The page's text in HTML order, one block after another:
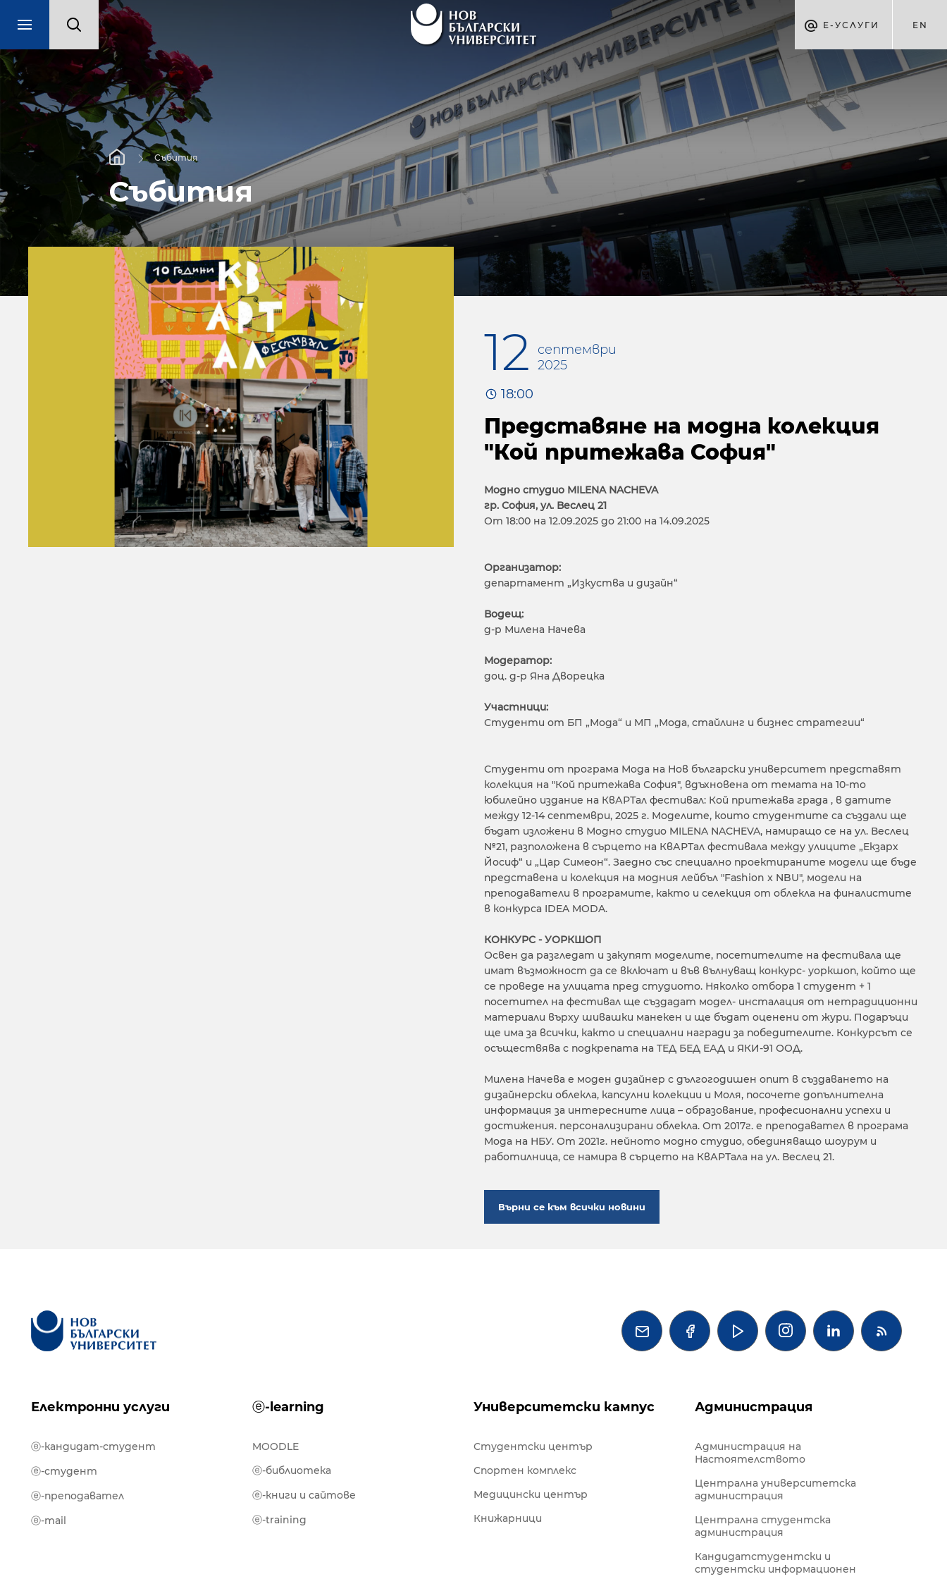
Е-УСЛУГИ EN
Събития
Събития
12
септември
2025
18:00
Представяне на модна колекция
"Кой притежава София"
Модно студио MILENA NACHEVA
гр. София, ул. Веслец 21
От 18:00 на 12.09.2025 до 21:00 на 14.09.2025
Организатор:
департамент „Изкуства и дизайн“
Водещ:
д-р Милена Начева
Модератор:
доц. д-р Яна Дворецка
Участници:
Студенти от БП „Мода“ и МП „Мода, стайлинг и бизнес стратегии“
Студенти от програма Мода на Нов български университет представят
колекция на "Кой притежава София", вдъхновена от темата на 10-то
юбилейно издание на КвАРТал фестивал: Кой притежава града , в датите
между 12-14 септември, 2025 г. Моделите, които студентите са създали ще
бъдат изложени в Модно студио MILENA NACHEVA, намиращо се на ул. Веслец
№21, разположена в сърцето на КвАРТал фестивала между улиците „Екзарх
Йосиф“ и „Цар Симеон“. Заедно със специално проектираните модели ще бъде
представена и колекция на модния лейбъл "Fashion x NBU", модели на
преподаватели в програмите, както и селекция от облекла на финалистите
в конкурса IDEA MODA.
КОНКУРС - УОРКШОП
Освен да разгледат и закупят моделите, посетителите на фестивала ще
имат възможност да се включат и във вълнуващ конкурс- уоркшоп, който ще
се проведе на улицата пред студиото. Няколко отбора 1 студент + 1
посетител на фестивал ще създадат модел- инсталация от нетрадиционни
материали върху шивашки манекен и ще бъдат оценени от жури. Подаръци
ще има за всички, както и специални награди за победителите. Конкурсът се
осъществява с подкрепата на ТЕД БЕД ЕАД и ЯКИ-91 ООД.
Милена Начева е моден дизайнер с дългогодишен опит в създаването на
дизайнерски облекла, капсулни колекции и Моля, посочете допълнителна
информация за интересните лица – образование, професионални успехи и
достижения. персонализирани облекла. От 2017г. е преподавател в програма
Мода на НБУ. От 2021г. нейното модно студио, обединяващо шоурум и
работилница, се намира в сърцето на КвАРТала на ул. Веслец 21.
Върни се към всички новини
   
Електронни услуги ⓔ-learning Университетски кампус Администрация
ⓔ-кандидат-студент
ⓔ-студент
ⓔ-преподавател
ⓔ-mail
MOODLE
ⓔ-библиотека
ⓔ-книги и сайтове
ⓔ-training
Студентски център
Спортен комплекс
Медицински център
Книжарници
Администрация на
Настоятелството
Централна университетска
администрация
Централна студентска
администрация
Кандидатстудентски и
студентски информационен